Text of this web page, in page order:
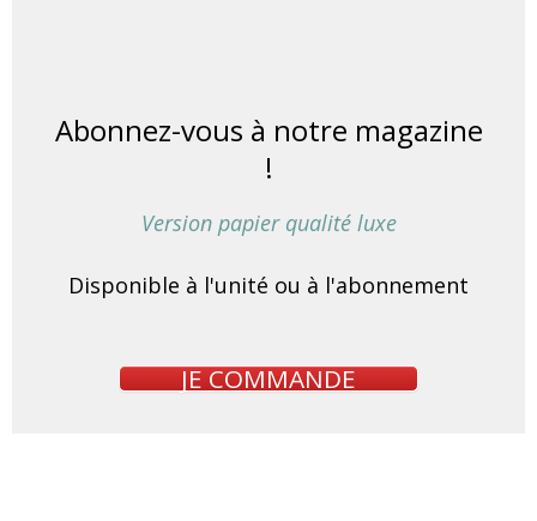
Abonnez-vous à notre magazine
!
Version papier qualité luxe
Disponible à l'unité ou à l'abonnement
JE COMMANDE